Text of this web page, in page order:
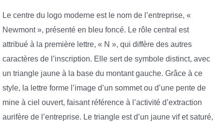
Le centre du logo moderne est le nom de l’entreprise, «
Newmont », présenté en bleu foncé. Le rôle central est
attribué à la première lettre, « N », qui diffère des autres
caractères de l’inscription. Elle sert de symbole distinct, avec
un triangle jaune à la base du montant gauche. Grâce à ce
style, la lettre forme l’image d’un sommet ou d’une pente de
mine à ciel ouvert, faisant référence à l’activité d’extraction
aurifère de l’entreprise. Le triangle est d’un jaune vif et saturé,